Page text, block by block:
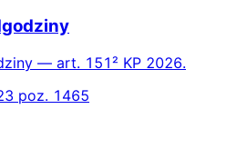
— art. 151² KP 2026.
poz. 1465